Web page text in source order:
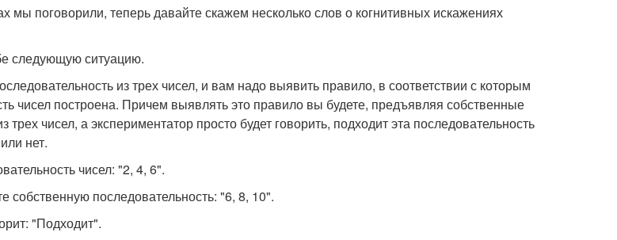
мы поговорили, теперь давайте скажем несколько слов о когнитивных искажениях
следующую ситуацию.
из трех чисел, и вам надо выявить правило, в соответствии с которым
чисел построена. Причем выявлять это правило вы будете, предъявляя собственные
трех чисел, а экспериментатор просто будет говорить, подходит эта последовательность
нет.
чисел: "2, 4, 6".
собственную последовательность: "6, 8, 10".
"Подходит".